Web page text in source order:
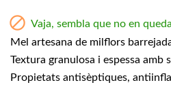
 Vaja, sembla que no en
Mel artesana de milflors
Textura granulosa i espessa amb
Propietats antisèptiques,